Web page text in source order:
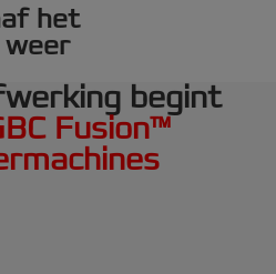
het
weer
begint
Fusion™